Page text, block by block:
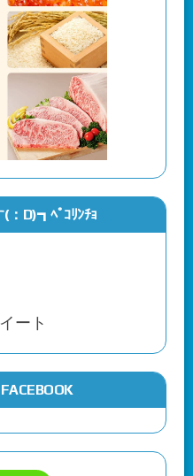
(：D)┓ﾍﾟｺﾘﾝﾁｮ
ート